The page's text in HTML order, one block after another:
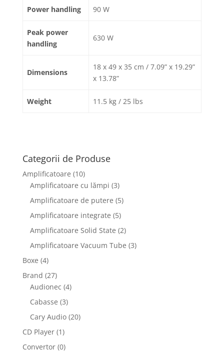
Power handling 90 W
Peak power
handling
630 W
Dimensions
18 x 49 x 35 cm / 7.09” x 19.29”
x 13.78”
Weight 11.5 kg / 25 lbs
Categorii de Produse
Amplificatoare (10)
Amplificatoare cu lămpi (3)
Amplificatoare de putere (5)
Amplificatoare integrate (5)
Amplificatoare Solid State (2)
Amplificatoare Vacuum Tube (3)
Boxe (4)
Brand (27)
Audionec (4)
Cabasse (3)
Cary Audio (20)
CD Player (1)
Convertor (0)